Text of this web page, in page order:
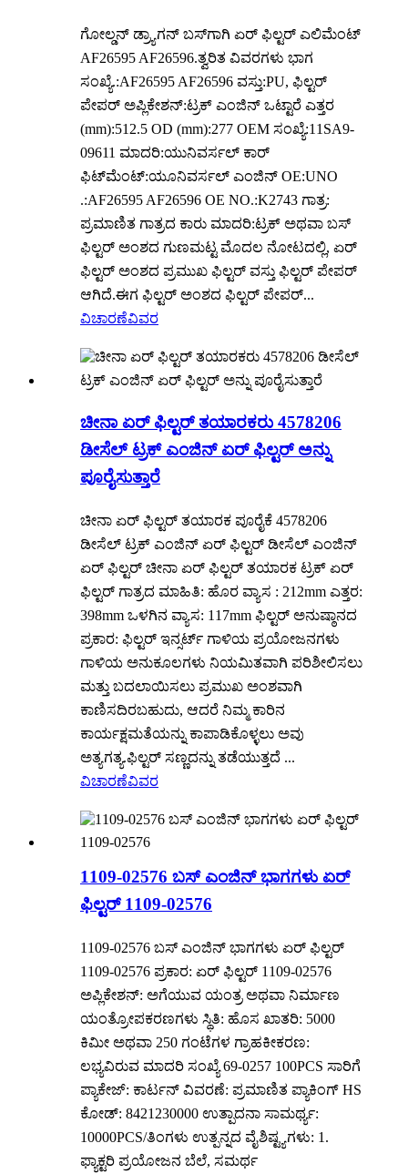
ಗೋಲ್ಡನ್ ಡ್ರ್ಯಾಗನ್ ಬಸ್‌ಗಾಗಿ ಏರ್ ಫಿಲ್ಟರ್ ಎಲಿಮೆಂಟ್
AF26595 AF26596.ತ್ವರಿತ ವಿವರಗಳು ಭಾಗ
ಸಂಖ್ಯೆ.:AF26595 AF26596 ವಸ್ತು:PU, ಫಿಲ್ಟರ್
ಪೇಪರ್ ಅಪ್ಲಿಕೇಶನ್:ಟ್ರಕ್ ಎಂಜಿನ್ ಒಟ್ಟಾರೆ ಎತ್ತರ
(mm):512.5 OD (mm):277 OEM ಸಂಖ್ಯೆ:11SA9-
09611 ಮಾದರಿ:ಯುನಿವರ್ಸಲ್ ಕಾರ್
ಫಿಟ್‌ಮೆಂಟ್:ಯೂನಿವರ್ಸಲ್ ಎಂಜಿನ್ OE:UNO
.:AF26595 AF26596 OE NO.:K2743 ಗಾತ್ರ:
ಪ್ರಮಾಣಿತ ಗಾತ್ರದ ಕಾರು ಮಾದರಿ:ಟ್ರಕ್ ಅಥವಾ ಬಸ್
ಫಿಲ್ಟರ್ ಅಂಶದ ಗುಣಮಟ್ಟ ಮೊದಲ ನೋಟದಲ್ಲಿ, ಏರ್
ಫಿಲ್ಟರ್ ಅಂಶದ ಪ್ರಮುಖ ಫಿಲ್ಟರ್ ವಸ್ತು ಫಿಲ್ಟರ್ ಪೇಪರ್
ಆಗಿದೆ.ಈಗ ಫಿಲ್ಟರ್ ಅಂಶದ ಫಿಲ್ಟರ್ ಪೇಪರ್...
ವಿಚಾರಣೆವಿವರ
ಚೀನಾ ಏರ್ ಫಿಲ್ಟರ್ ತಯಾರಕರು 4578206
ಡೀಸೆಲ್ ಟ್ರಕ್ ಎಂಜಿನ್ ಏರ್ ಫಿಲ್ಟರ್ ಅನ್ನು
ಪೂರೈಸುತ್ತಾರೆ
ಚೀನಾ ಏರ್ ಫಿಲ್ಟರ್ ತಯಾರಕ ಪೂರೈಕೆ 4578206
ಡೀಸೆಲ್ ಟ್ರಕ್ ಎಂಜಿನ್ ಏರ್ ಫಿಲ್ಟರ್ ಡೀಸೆಲ್ ಎಂಜಿನ್
ಏರ್ ಫಿಲ್ಟರ್ ಚೀನಾ ಏರ್ ಫಿಲ್ಟರ್ ತಯಾರಕ ಟ್ರಕ್ ಏರ್
ಫಿಲ್ಟರ್ ಗಾತ್ರದ ಮಾಹಿತಿ: ಹೊರ ವ್ಯಾಸ : 212mm ಎತ್ತರ:
398mm ಒಳಗಿನ ವ್ಯಾಸ: 117mm ಫಿಲ್ಟರ್ ಅನುಷ್ಠಾನದ
ಪ್ರಕಾರ: ಫಿಲ್ಟರ್ ಇನ್ಸರ್ಟ್ ಗಾಳಿಯ ಪ್ರಯೋಜನಗಳು
ಗಾಳಿಯ ಅನುಕೂಲಗಳು ನಿಯಮಿತವಾಗಿ ಪರಿಶೀಲಿಸಲು
ಮತ್ತು ಬದಲಾಯಿಸಲು ಪ್ರಮುಖ ಅಂಶವಾಗಿ
ಕಾಣಿಸದಿರಬಹುದು, ಆದರೆ ನಿಮ್ಮ ಕಾರಿನ
ಕಾರ್ಯಕ್ಷಮತೆಯನ್ನು ಕಾಪಾಡಿಕೊಳ್ಳಲು ಅವು
ಅತ್ಯಗತ್ಯ.ಫಿಲ್ಟರ್ ಸಣ್ಣದನ್ನು ತಡೆಯುತ್ತದೆ ...
ವಿಚಾರಣೆವಿವರ
1109-02576 ಬಸ್ ಎಂಜಿನ್ ಭಾಗಗಳು ಏರ್
ಫಿಲ್ಟರ್ 1109-02576
1109-02576 ಬಸ್ ಎಂಜಿನ್ ಭಾಗಗಳು ಏರ್ ಫಿಲ್ಟರ್
1109-02576 ಪ್ರಕಾರ: ಏರ್ ಫಿಲ್ಟರ್ 1109-02576
ಅಪ್ಲಿಕೇಶನ್: ಅಗೆಯುವ ಯಂತ್ರ ಅಥವಾ ನಿರ್ಮಾಣ
ಯಂತ್ರೋಪಕರಣಗಳು ಸ್ಥಿತಿ: ಹೊಸ ಖಾತರಿ: 5000
ಕಿಮೀ ಅಥವಾ 250 ಗಂಟೆಗಳ ಗ್ರಾಹಕೀಕರಣ:
ಲಭ್ಯವಿರುವ ಮಾದರಿ ಸಂಖ್ಯೆ 69-0257 100PCS ಸಾರಿಗೆ
ಪ್ಯಾಕೇಜ್: ಕಾರ್ಟನ್ ವಿವರಣೆ: ಪ್ರಮಾಣಿತ ಪ್ಯಾಕಿಂಗ್ HS
ಕೋಡ್: 8421230000 ಉತ್ಪಾದನಾ ಸಾಮರ್ಥ್ಯ:
10000PCS/ತಿಂಗಳು ಉತ್ಪನ್ನದ ವೈಶಿಷ್ಟ್ಯಗಳು: 1.
ಫ್ಯಾಕ್ಟರಿ ಪ್ರಯೋಜನ ಬೆಲೆ, ಸಮರ್ಥ